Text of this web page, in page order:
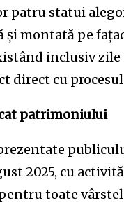
patru statui
și montată pe
inclusiv
direct cu
patrimoniului
2025, cu
toate